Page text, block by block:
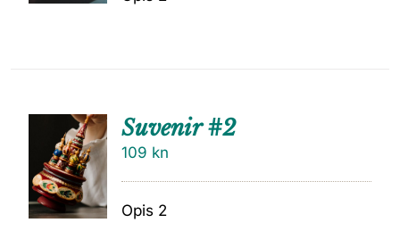
DODAJ
U
KOŠARI
CU
Suvenir #2
109 kn
Opis 2